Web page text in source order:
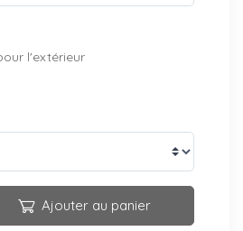
l'extérieur
Ajouter au panier